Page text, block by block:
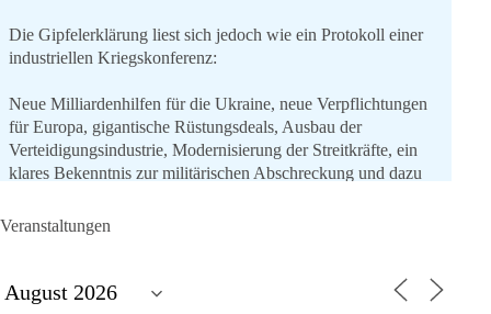
Die Gipfelerklärung liest sich jedoch wie ein Protokoll einer
industriellen Kriegskonferenz:
Neue Milliardenhilfen für die Ukraine, neue Verpflichtungen
für Europa, gigantische Rüstungsdeals, Ausbau der
Verteidigungsindustrie, Modernisierung der Streitkräfte, ein
klares Bekenntnis zur militärischen Abschreckung und dazu
Veranstaltungen